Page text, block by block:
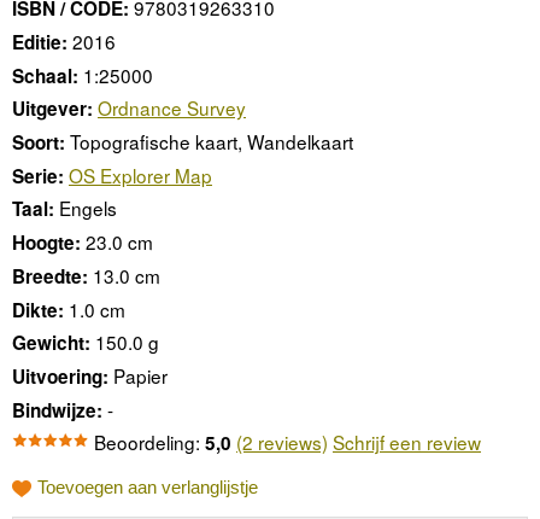
ISBN / CODE: 9780319263310
Editie: 2016
Schaal: 1:25000
Uitgever: Ordnance Survey
Soort: Topografische kaart, Wandelkaart
Serie: OS Explorer Map
Taal: Engels
Hoogte: 23.0 cm
Breedte: 13.0 cm
Dikte: 1.0 cm
Gewicht: 150.0 g
Uitvoering: Papier
Bindwijze: -
Beoordeling: 5,0 (2 reviews) Schrijf een review
Toevoegen aan verlanglijstje